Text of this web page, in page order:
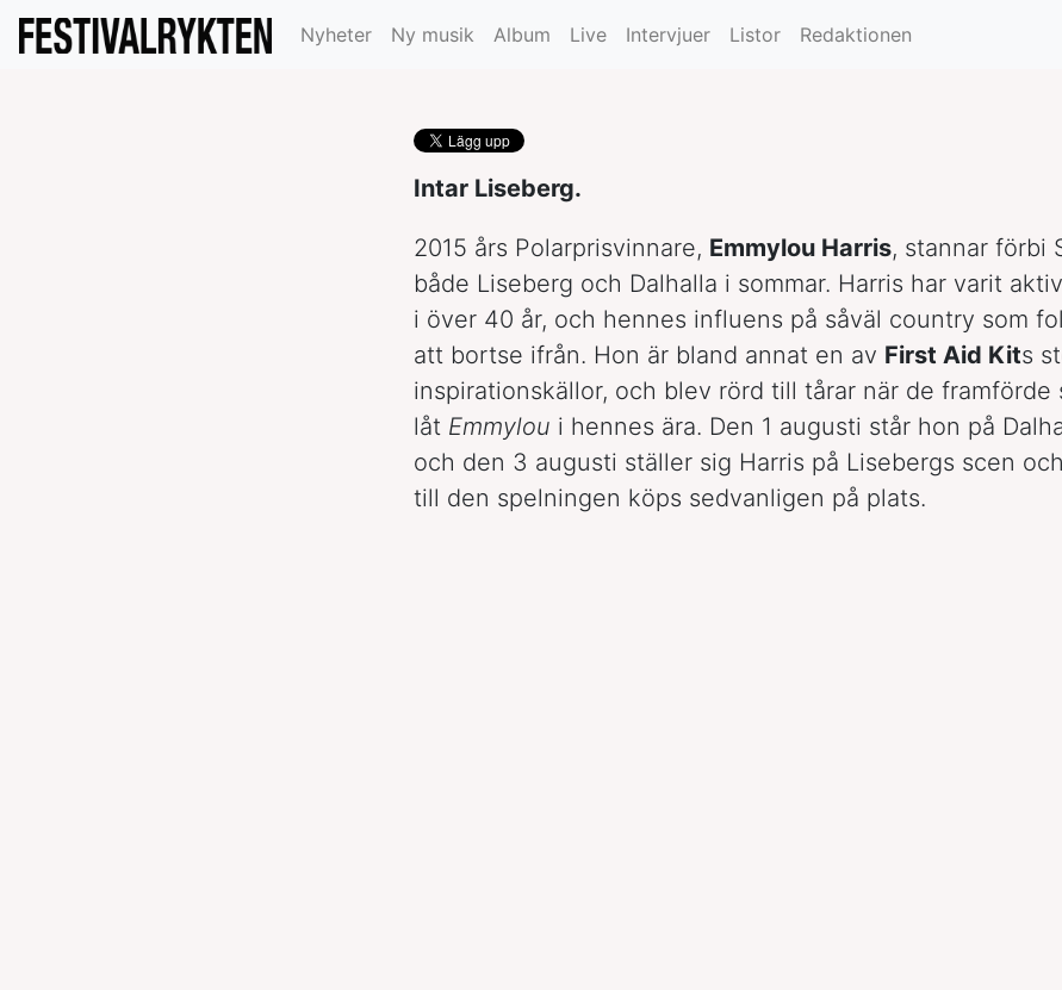
Nyheter Ny musik Album Live Intervjuer Listor Redaktionen
Intar Liseberg.
2015 års Polarprisvinnare, Emmylou Harris, stannar förbi
både Liseberg och Dalhalla i sommar. Harris har varit
i över 40 år, och hennes influens på såväl country som
att bortse ifrån. Hon är bland annat en av First Aid Kits
inspirationskällor, och blev rörd till tårar när de framförde
låt Emmylou i hennes ära. Den 1 augusti står hon på
och den 3 augusti ställer sig Harris på Lisebergs scen
till den spelningen köps sedvanligen på plats.